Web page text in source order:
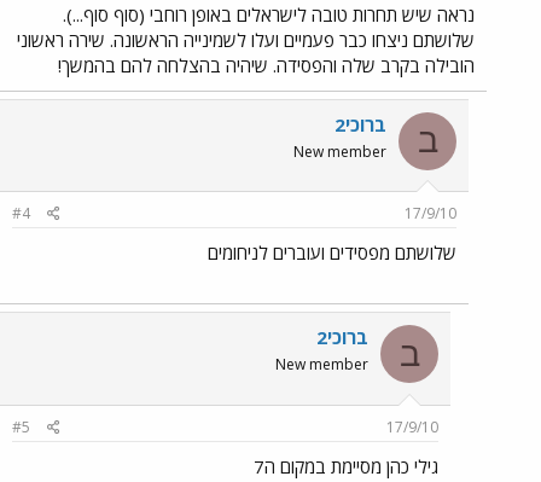
נראה שיש תחרות טובה לישראלים באופן רוחבי (סוף סוף...).
שלושתם ניצחו כבר פעמיים ועלו לשמינייה הראשונה. שירה ראשוני
הובילה בקרב שלה והפסידה. שיהיה בהצלחה להם בהמשך!
ב ברוכי2
New member
17/9/10
#4
שלושתם מפסידים ועוברים לניחומים
ב ברוכי2
New member
17/9/10
#5
גילי כהן מסיימת במקום ה7